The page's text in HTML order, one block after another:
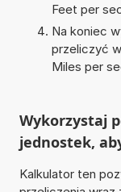
Feet per
Na koniec
przeliczyć
Miles per
Wykorzystaj
jednostek,
Kalkulator ten